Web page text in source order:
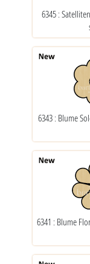
6345 :
6343 : Blume
6341 : Blume